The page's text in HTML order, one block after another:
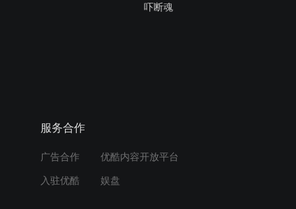
吓断魂
利日记》中文预告
服务合作
广告合作 优酷内容开放平台
入驻优酷 娱盘